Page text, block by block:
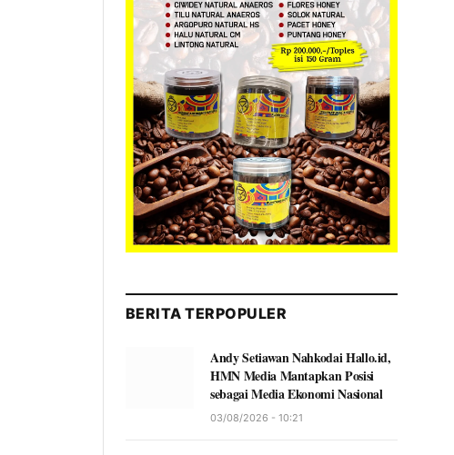
BERITA TERPOPULER
Andy Setiawan Nahkodai Hallo.id,
HMN Media Mantapkan Posisi
sebagai Media Ekonomi Nasional
03/08/2026 - 10:21